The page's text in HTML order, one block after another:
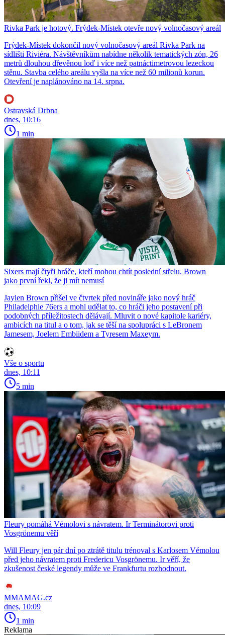
Rivka Park je hotový. Frýdek-Místek otevře nový volnočasový areál
Frýdek-Místek dokončil nový volnočasový areál Rivka Park na
sídlišti Riviéra. Návštěvníkům nabídne několik tematických zón, 26
metrů dlouhou dřevěnou loď i více než patnáctimetrovou lezeckou
stěnu. Stavba celého areálu vyšla na více než 60 milionů korun.
Otevření je naplánováno na 14. srpna.
Ostravská Drbna
dnes, 10:16
1 min
Sixers mají čtyři hráče, kteří mohou chtít poslední střelu. Brown
jako první řekl, že ji mít nemusí
Jaylen Brown přišel ve čtvrtek před novináře jako nový hráč
Philadelphie 76ers a mohl udělat to, co hráči jeho postavení při
podobných příležitostech dělávají. Mluvit o nové kapitole kariéry,
ambicích na titul a o tom, jak se těší na spolupráci s LeBronem
Jamesem, Joelem Embiidem a Tyresem Maxeym.
Vše o sportu
dnes, 10:11
5 min
Fleury pomáhá Vémolovi s návratem. Ir Terminátorovi proti
Vosgrönemu věří
Will Fleury jen pár dní po ztrátě titulu trénoval s Karlosem Vémolou
před jeho návratem proti Fredericu Vosgrönemu. Ir věří, že
zkušenost české legendy může ve Frankfurtu rozhodnout.
MMAMAG.cz
dnes, 10:09
1 min
Reklama